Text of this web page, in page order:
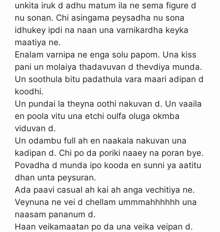
unkita iruk d adhu matum ila ne sema figure d
nu sonan. Chi asingama peysadha nu sona
idhukey ipdi na naan una varnikardha keyka
maatiya ne.
Enalam varnipa ne enga solu papom. Una kiss
pani un molaiya thadavuvan d thevdiya munda.
Un soothula bitu padathula vara maari adipan d
koodhi.
Un pundai la theyna oothi nakuvan d. Un vaaila
en poola vitu una etchi oulfa oluga okmba
viduvan d.
Un odambu full ah en naakala nakuvan una
kadipan d. Chi po da poriki naaey na poran bye.
Povadha d munda ipo kooda en sunni ya aatitu
dhan unta peysuran.
Ada paavi casual ah kai ah anga vechitiya ne.
Veynuna ne vei d chellam ummmahhhhhh una
naasam pananum d.
Haan veikamaatan po da una veika veipan d.